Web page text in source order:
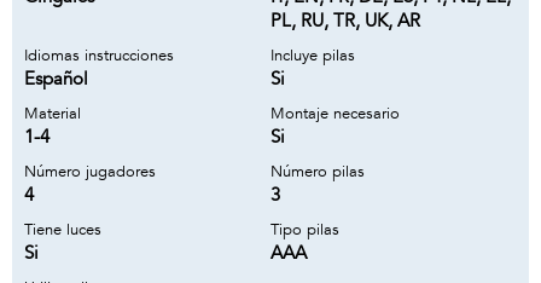
PL, RU, TR, UK, AR
Idiomas instrucciones
Español
Incluye pilas
Si
Material
1-4
Montaje necesario
Si
Número jugadores
4
Número pilas
3
Tiene luces
Si
Tipo pilas
AAA